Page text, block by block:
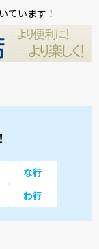
ています！
な行
わ行